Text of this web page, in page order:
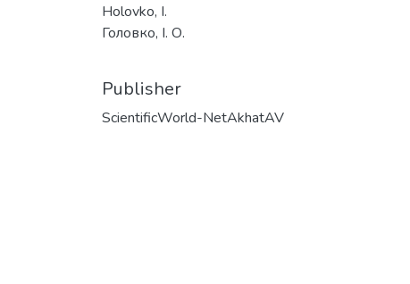
Holovko, I.
Головко, І. О.
Publisher
ScientificWorld-NetAkhatAV